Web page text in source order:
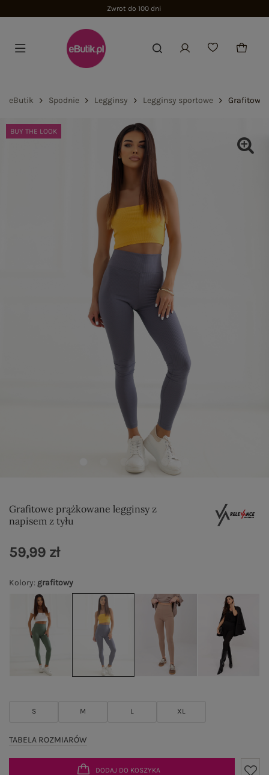
Zwrot do 100 dni
eButik Spodnie Legginsy Legginsy sportowe Grafitowe
BUY THE LOOK
Grafitowe prążkowane legginsy z
napisem z tyłu
Kolory: grafitowy
S M L XL
TABELA ROZMIARÓW
59,99 zł
DODAJ DO KOSZYKA